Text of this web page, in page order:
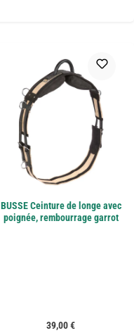
BUSSE Ceinture de longe avec
poignée, rembourrage garrot
Prix régulier :
39,00 €